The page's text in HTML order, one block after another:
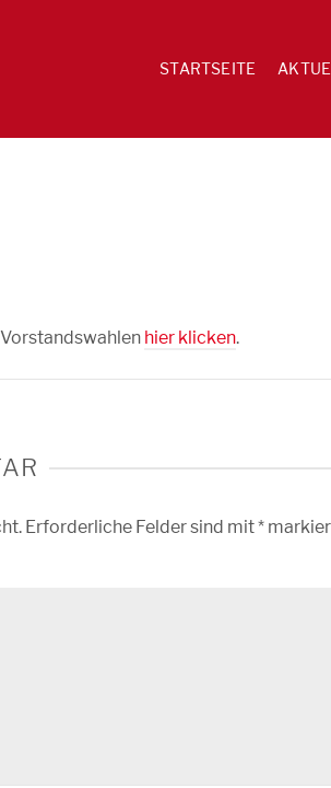
STARTSEITE
hier klicken.
Erforderliche Felder sind mit*